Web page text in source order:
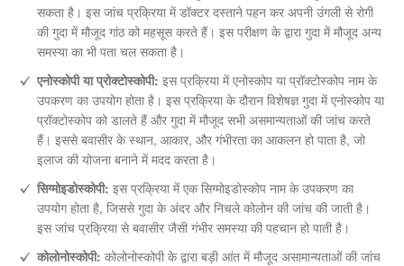
सकता है। इस जांच प्रक्रिया में डॉक्टर दस्ताने पहन कर अपनी उंगली से रोगी
की गुदा में मौजूद गांठ को महसूस करते हैं। इस परीक्षण के द्वारा गुदा में मौजूद अन्य
समस्या का भी पता चल सकता है।
एनोस्कोपी या प्रोक्टोस्कोपी: इस प्रक्रिया में एनोस्कोप या प्रॉक्टोस्कोप नाम के
उपकरण का उपयोग होता है। इस प्रक्रिया के दौरान विशेषज्ञ गुदा में एनोस्कोप या
प्रॉक्टोस्कोप को डालते हैं और गुदा में मौजूद सभी असमान्यताओं की जांच करते
हैं। इससे बवासीर के स्थान, आकार, और गंभीरता का आकलन हो पाता है, जो
इलाज की योजना बनाने में मदद करता है।
सिग्मोइडोस्कोपी: इस प्रक्रिया में एक सिग्मोइडोस्कोप नाम के उपकरण का
उपयोग होता है, जिससे गुदा के अंदर और निचले कोलोन की जांच की जाती है।
इस जांच प्रक्रिया से बवासीर जैसी गंभीर समस्या की पहचान हो पाती है।
कोलोनोस्कोपी: कोलोनोस्कोपी के द्वारा बड़ी आंत में मौजूद असामान्यताओं की जांच